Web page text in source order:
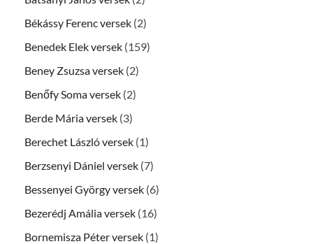
Békássy Ferenc versek (2)
Benedek Elek versek (159)
Beney Zsuzsa versek (2)
Benőfy Soma versek (2)
Berde Mária versek (3)
Berechet László versek (1)
Berzsenyi Dániel versek (7)
Bessenyei György versek (6)
Bezerédj Amália versek (16)
Bornemisza Péter versek (1)